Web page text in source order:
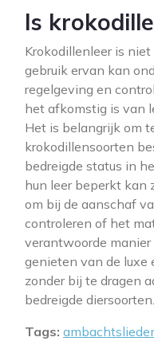
Is
Krokodillenleer is
gebruik ervan kan
regelgeving en
het afkomstig is van
Het is belangrijk om
krokodillensoorten
bedreigde status in
hun leer beperkt kan
om bij de aanschaf
controleren of het
verantwoorde
genieten van de luxe
zonder bij te dragen
bedreigde diersoorten.
Tags: